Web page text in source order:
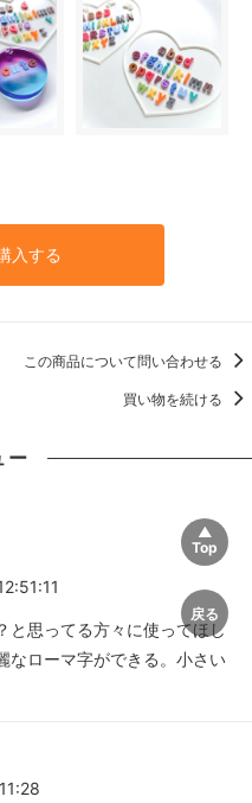
入する
この商品について問い合わせる
買い物を続ける
ー
と思ってる方々に使ってほし
なローマ字ができる。小さい